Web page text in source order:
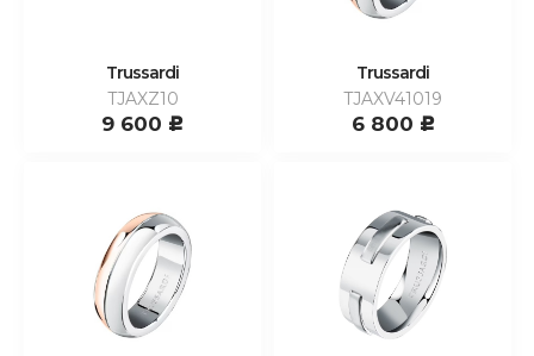
Trussardi
TJAXZ10
9 600 c
Trussardi
TJAXV41019
6 800 c